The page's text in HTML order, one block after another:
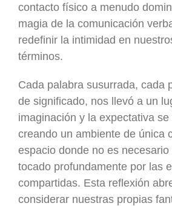
contacto físico a menudo
magia de la comunicación
redefinir la intimidad en
términos.
Cada palabra susurrada, cada
de significado, nos llevó a un
imaginación y la expectativa se
creando un ambiente de única
espacio donde no es
tocado profundamente por las
compartidas. Esta reflexión
considerar nuestras propias